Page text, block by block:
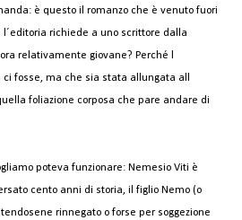
è questo il romanzo che è venuto fuori
l´editoria richiede a uno scrittore dalla
relativamente giovane? Perché l
ci fosse, ma che sia stata allungata all
foliazione corposa che pare andare di
poteva funzionare: Nemesio Viti è
cento anni di storia, il figlio Nemo (o
rinnegato o forse per soggezione